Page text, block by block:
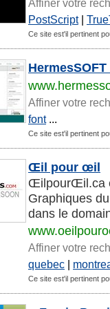
Affiner votre
PostScript|
Ce site est'il pertinent
Affiner votre
font...
Ce site est'il pertinent
Œil pour œil
ŒilpourŒil.ca
Graphiques
dans le
Affiner votre
quebec |
Ce site est'il pertinent